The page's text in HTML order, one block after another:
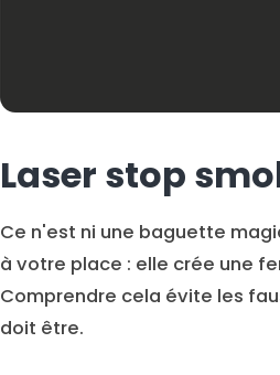
Laser stop
Ce n'est ni une baguette
à votre place : elle crée une
Comprendre cela évite les
doit être.